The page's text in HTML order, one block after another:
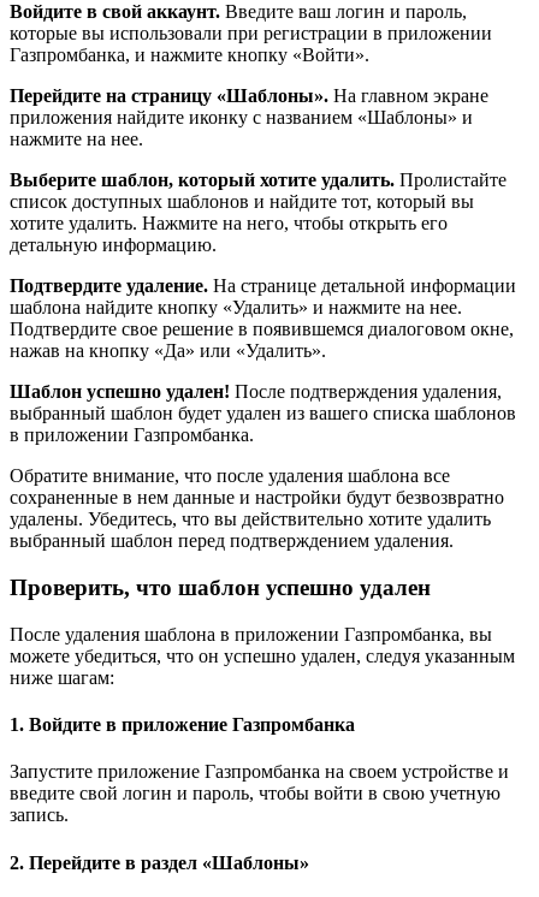
Войдите в свой аккаунт. Введите ваш логин и пароль,
которые вы использовали при регистрации в приложении
Газпромбанка, и нажмите кнопку «Войти».
Перейдите на страницу «Шаблоны». На главном экране
приложения найдите иконку с названием «Шаблоны» и
нажмите на нее.
Выберите шаблон, который хотите удалить. Пролистайте
список доступных шаблонов и найдите тот, который вы
хотите удалить. Нажмите на него, чтобы открыть его
детальную информацию.
Подтвердите удаление. На странице детальной информации
шаблона найдите кнопку «Удалить» и нажмите на нее.
Подтвердите свое решение в появившемся диалоговом окне,
нажав на кнопку «Да» или «Удалить».
Шаблон успешно удален! После подтверждения удаления,
выбранный шаблон будет удален из вашего списка шаблонов
в приложении Газпромбанка.
Обратите внимание, что после удаления шаблона все
сохраненные в нем данные и настройки будут безвозвратно
удалены. Убедитесь, что вы действительно хотите удалить
выбранный шаблон перед подтверждением удаления.
Проверить, что шаблон успешно удален
После удаления шаблона в приложении Газпромбанка, вы
можете убедиться, что он успешно удален, следуя указанным
ниже шагам:
1. Войдите в приложение Газпромбанка
Запустите приложение Газпромбанка на своем устройстве и
введите свой логин и пароль, чтобы войти в свою учетную
запись.
2. Перейдите в раздел «Шаблоны»